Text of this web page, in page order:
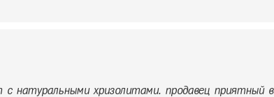
натуральными хризолитами. продавец приятный в